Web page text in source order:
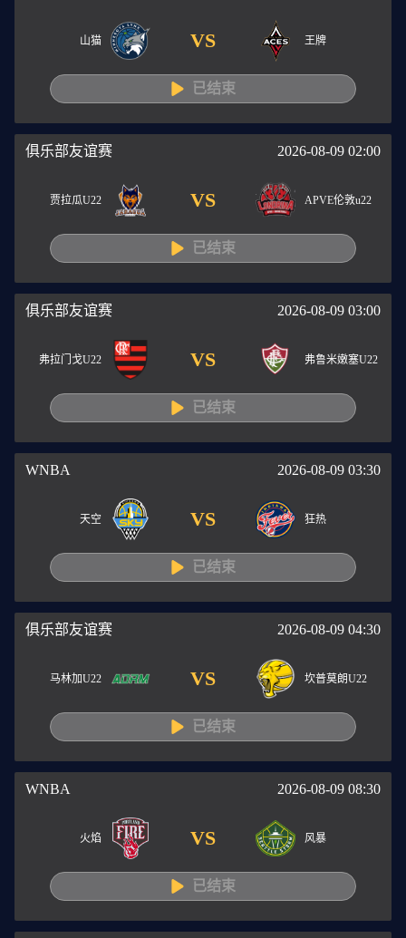
山猫 VS 王牌
已结束
俱乐部友谊赛 2026-08-09 02:00
贾拉瓜U22 VS APVE伦敦u22
已结束
俱乐部友谊赛 2026-08-09 03:00
弗拉门戈U22 VS 弗鲁米嫩塞U22
已结束
WNBA 2026-08-09 03:30
天空 VS 狂热
已结束
俱乐部友谊赛 2026-08-09 04:30
马林加U22 VS 坎普莫朗U22
已结束
WNBA 2026-08-09 08:30
火焰 VS 风暴
已结束